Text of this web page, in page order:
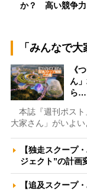
か？ 高い競争
「みんなで
《
ん
ら…
本誌『週刊ポスト
大家さん」がいよ
【独走スクープ
ジェクト”の計
【追及スクープ